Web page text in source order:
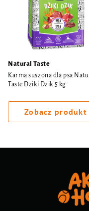
Natural Taste
Karma suszona dla psa
Taste Dziki Dzik 5 kg
Zobacz produkt